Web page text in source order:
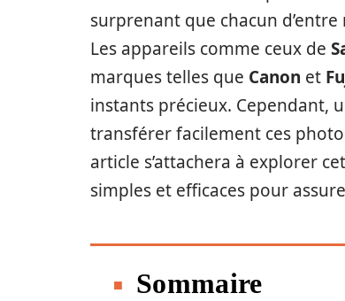
surprenant que chacun
Les appareils comme ceux de
marques telles que Canon et
instants précieux. Cependant,
transférer facilement ces
article s’attachera à explorer
simples et efficaces pour
Sommaire